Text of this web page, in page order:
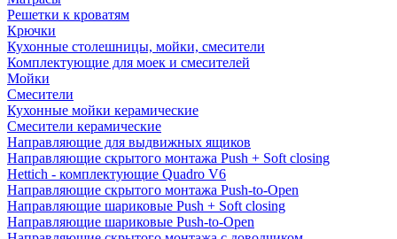
Решетки к кроватям
Крючки
Кухонные столешницы, мойки, смесители
Комплектующие для моек и смесителей
Мойки
Смесители
Кухонные мойки керамические
Смесители керамические
Направляющие для выдвижных ящиков
Направляющие скрытого монтажа Push + Soft closing
Hettich - комплектующие Quadro V6
Направляющие скрытого монтажа Push-to-Open
Направляющие шариковые Push + Soft closing
Направляющие шариковые Push-to-Open